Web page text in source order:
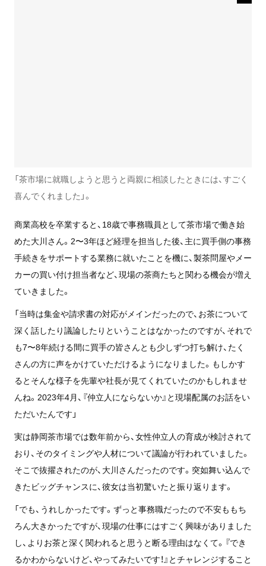
「茶市場に就職しようと思うと両親に相談したときには、すごく
喜んでくれました」。
商業高校を卒業すると、18歳で事務職員として茶市場で働き始
めた大川さん。2〜3年ほど経理を担当した後、主に買手側の事務
手続きをサポートする業務に就いたことを機に、製茶問屋やメー
カーの買い付け担当者など、現場の茶商たちと関わる機会が増え
ていきました。
「当時は集金や請求書の対応がメインだったので、お茶について
深く話したり議論したりということはなかったのですが、それで
も7〜8年続ける間に買手の皆さんとも少しずつ打ち解け、たく
さんの方に声をかけていただけるようになりました。もしかす
るとそんな様子を先輩や社長が見てくれていたのかもしれませ
んね。2023年4月、『仲立人にならないか』と現場配属のお話をい
ただいたんです」
実は静岡茶市場では数年前から、女性仲立人の育成が検討されて
おり、そのタイミングや人材について議論が行われていました。
そこで抜擢されたのが、大川さんだったのです。突如舞い込んで
きたビッグチャンスに、彼女は当初驚いたと振り返ります。
「でも、うれしかったです。ずっと事務職だったので不安ももち
ろん大きかったですが、現場の仕事にはすごく興味がありました
し、よりお茶と深く関われると思うと断る理由はなくて。『でき
るかわからないけど、やってみたいです！』とチャレンジすること